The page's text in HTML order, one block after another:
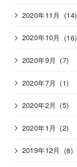
2020年11月 (14)
2020年10月 (16)
2020年9月 (7)
2020年7月 (1)
2020年2月 (5)
2020年1月 (2)
2019年12月 (8)